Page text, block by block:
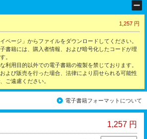
1,257 円
ページ」からファイルをダウンロードしてください。
書籍には、購入者情報、および暗号化したコードが埋
。
利用目的以外での電子書籍の複製を禁じております。
よび販売を行った場合、法律により罰せられる可能性
ご遠慮ください。
電子書籍フォーマットについて
1,257 円